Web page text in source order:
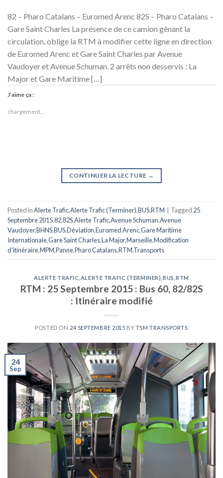
82 – Pharo Catalans – Euromed Arenc 82S – Pharo Catalans –
Gare Saint Charles La présence de ce camion gênant la
circulation, oblige la RTM à modifier cette ligne en direction
de Euromed Arenc et Gare Saint Charles par Avenue
Vaudoyer et Avenue Schuman. 2 arrêts non desservis : La
Major et Gare Maritime […]
J’aime ça :
chargement…
CONTINUER LA LECTURE →
Posted inAlerte Trafic,Alerte Trafic (Terminer),BUS,RTM Tagged 25
Septembre 2015,82,82S,Alerte Trafic,Avenue Schuman,Avenue
Vaudoyer,BHNS,BUS,Déviation,Euromed Arenc,Gare Maritime
Internationale,Gare Saint Charles,La Major,Marseille,Modification
d'itinéraire,MPM,Panne,Pharo Catalans,RTM,Transports
ALERTE TRAFIC ALERTE TRAFIC (TERMINER) BUS ,RTM
RTM : 25 Septembre 2015 : Bus 60, 82/82S
: Itinéraire modifié
POSTED ON 24 SEPTEMBRE 2015 BY TSM TRANSPORTS
24
Sep